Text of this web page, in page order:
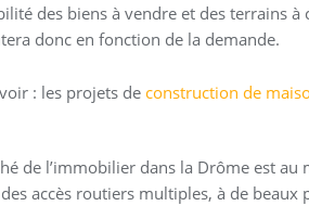
des biens à vendre et des terrains
donc en fonction de la demande.
: les projets de construction de
de l’immobilier dans la Drôme est
accès routiers multiples, à de beaux